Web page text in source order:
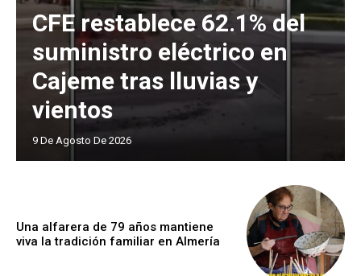
CFE restablece 62.1% del
suministro eléctrico en
Cajeme tras lluvias y
vientos
9 De Agosto De 2026
Una alfarera de 79 años mantiene
viva la tradición familiar en Almería